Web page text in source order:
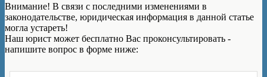
Внимание! В связи с последними изменениями в
законодательстве, юридическая информация в данной статье
могла устареть!
Наш юрист может бесплатно Вас проконсультировать -
напишите вопрос в форме ниже: